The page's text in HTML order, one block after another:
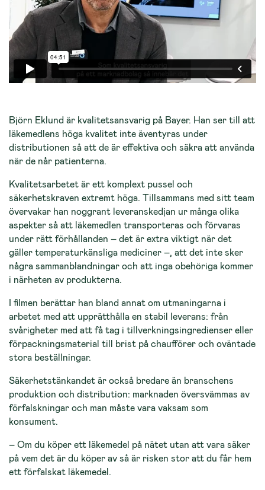
Björn Eklund är kvalitetsansvarig på Bayer. Han ser till att
läkemedlens höga kvalitet inte äventyras under
distributionen så att de är effektiva och säkra att använda
när de når patienterna.
Kvalitetsarbetet är ett komplext pussel och
säkerhetskraven extremt höga. Tillsammans med sitt team
övervakar han noggrant leveranskedjan ur många olika
aspekter så att läkemedlen transporteras och förvaras
under rätt förhållanden – det är extra viktigt när det
gäller temperaturkänsliga mediciner –, att det inte sker
några sammanblandningar och att inga obehöriga kommer
i närheten av produkterna.
I filmen berättar han bland annat om utmaningarna i
arbetet med att upprätthålla en stabil leverans: från
svårigheter med att få tag i tillverkningsingredienser eller
förpackningsmaterial till brist på chaufförer och oväntade
stora beställningar.
Säkerhetstänkandet är också bredare än branschens
produktion och distribution: marknaden översvämmas av
förfalskningar och man måste vara vaksam som
konsument.
– Om du köper ett läkemedel på nätet utan att vara säker
på vem det är du köper av så är risken stor att du får hem
ett förfalskat läkemedel.